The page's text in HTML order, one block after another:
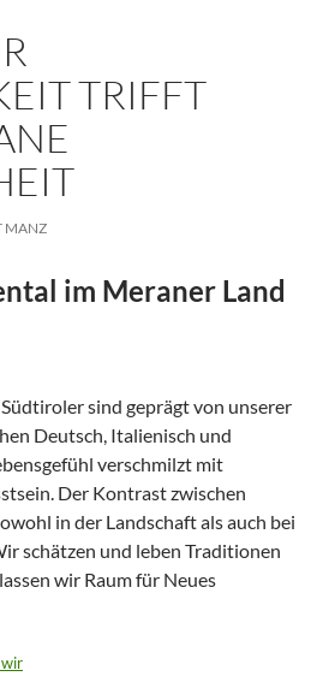
TRIFFT
MANZ
im Meraner Land
sind geprägt von unserer
Deutsch, Italienisch und
verschmilzt mit
Der Kontrast zwischen
in der Landschaft als auch bei
schätzen und leben Traditionen
wir Raum für Neues
wir